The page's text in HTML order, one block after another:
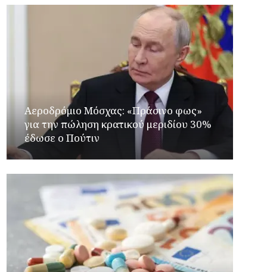
Αεροδρόμιο Μόσχας: «Πράσινο φως»
για την πώληση κρατικού μεριδίου 30%
έδωσε ο Πούτιν